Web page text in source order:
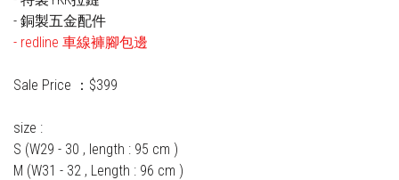
- 銅製五金配件
- redline 車線褲腳包邊
Sale Price ：$399
size :
S (W29 - 30 , length : 95 cm )
M (W31 - 32 , Length : 96 cm )